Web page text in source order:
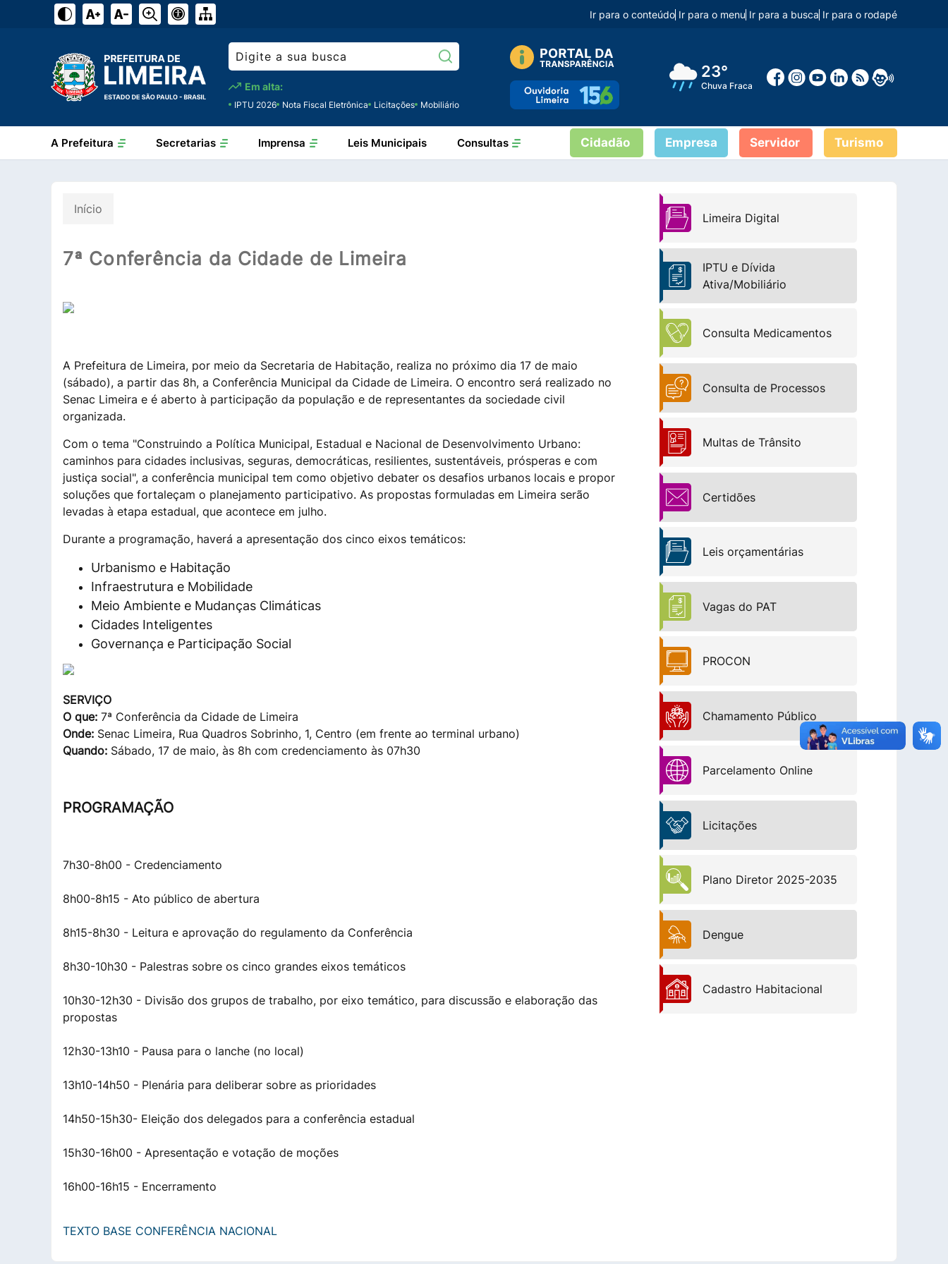
Ir para o conteúdo Ir para o menu Ir para a busca Ir para o rodapé
Pesquisar:
Em alta:
IPTU 2026 Nota Fiscal Eletrônica Licitações Mobiliário
23°
Chuva Fraca
Leis Municipais
A Prefeitura Secretarias Imprensa Consultas Cidadão Empresa Servidor Turismo
Início
7ª Conferência da Cidade de Limeira
A Prefeitura de Limeira, por meio da Secretaria de Habitação, realiza no próximo dia 17 de maio
(sábado), a partir das 8h, a Conferência Municipal da Cidade de Limeira. O encontro será realizado no
Senac Limeira e é aberto à participação da população e de representantes da sociedade civil
organizada.
Com o tema "Construindo a Política Municipal, Estadual e Nacional de Desenvolvimento Urbano:
caminhos para cidades inclusivas, seguras, democráticas, resilientes, sustentáveis, prósperas e com
justiça social", a conferência municipal tem como objetivo debater os desafios urbanos locais e propor
soluções que fortaleçam o planejamento participativo. As propostas formuladas em Limeira serão
levadas à etapa estadual, que acontece em julho.
Durante a programação, haverá a apresentação dos cinco eixos temáticos:
Urbanismo e Habitação
Infraestrutura e Mobilidade
Meio Ambiente e Mudanças Climáticas
Cidades Inteligentes
Governança e Participação Social
SERVIÇO
O que: 7ª Conferência da Cidade de Limeira
Onde: Senac Limeira, Rua Quadros Sobrinho, 1, Centro (em frente ao terminal urbano)
Quando: Sábado, 17 de maio, às 8h com credenciamento às 07h30
PROGRAMAÇÃO
7h30-8h00 - Credenciamento
8h00-8h15 - Ato público de abertura
8h15-8h30 - Leitura e aprovação do regulamento da Conferência
8h30-10h30 - Palestras sobre os cinco grandes eixos temáticos
10h30-12h30 - Divisão dos grupos de trabalho, por eixo temático, para discussão e elaboração das
propostas
12h30-13h10 - Pausa para o lanche (no local)
13h10-14h50 - Plenária para deliberar sobre as prioridades
14h50-15h30- Eleição dos delegados para a conferência estadual
15h30-16h00 - Apresentação e votação de moções
16h00-16h15 - Encerramento
TEXTO BASE CONFERÊNCIA NACIONAL
Limeira Digital
IPTU e Dívida
Ativa/Mobiliário
Consulta Medicamentos
Consulta de Processos
Multas de Trânsito
Certidões
Leis orçamentárias
Vagas do PAT
PROCON
Chamamento Público
Parcelamento Online
Licitações
Plano Diretor 2025-2035
Dengue
Cadastro Habitacional